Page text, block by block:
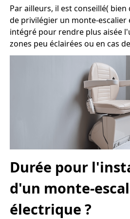
Par ailleurs, il est conseillé(
de privilégier un monte-escalier
intégré pour rendre plus aisée
zones peu éclairées ou en cas
Durée pour
d'un monte-
électrique ?